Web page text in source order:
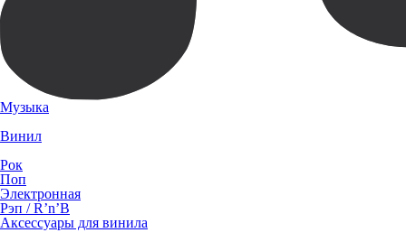
Музыка
Винил
Рок
Поп
Электронная
Рэп / R’n’B
Аксессуары для винила